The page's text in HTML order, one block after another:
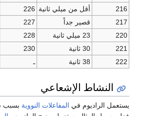
216
أقل من ميلي ثانية 226
217
قصير جداً 227
220
23 ميلي ثانية 228
221
30 ثانية 230
222
38 ثانية ـ
النشاط الإشعاعي
يستعمل الراديوم في المفاعلات النووية بسبب